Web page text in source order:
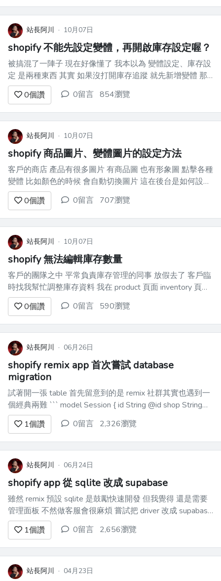
站長阿川 · 10月07日
shopify 不能先設定變體，再開啟庫存設定喔？
被搞混了一陣子 現在好像懂了 我本以為 變體設定、庫存設
定 是兩種東西 其實 如果沒打開庫存追蹤 就先新增變體 那
這些變體就沒辦法再打開庫存管理了 --- 首先 建好商品之
後 打開庫存頁面 會發現沒有出現 原來 是被視為虛擬商品
或者高訂製化商品 總之不需要記錄庫...
0個讚 0留言 854瀏覽
站長阿川 · 10月07日
shopify 商品圖片、變體圖片的設定方法
客戶的商店 產品有很多圖片 有商品圖 也有形象圖 點擊各種
變體 比如顏色的時候 會自動切換圖片 這在後台是如何設
定？ --- 研究了一下 我發現最直觀的設定流程是這樣 先去
商品頁面 在 media 區塊 把所有要展示的圖片 都加上去 接
著去庫存頁面 分別打開...
0個讚 0留言 707瀏覽
站長阿川 · 10月07日
shopify 無法編輯庫存數量
客戶的團隊之中 平常負責庫存管理的同事 放假去了 客戶臨
時找我幫忙調整庫存資料 我在 product 頁面 inventory 頁面
找半天 就是找不到編輯數字的地方 找了好幾個小時 媽的真
的很奇怪 這麼基本的功能 我怎麼找不到 到處研究 研究到我
快吐血 最後發現 客...
0個讚 0留言 590瀏覽
站長阿川 · 06月26日
shopify remix app 首次嘗試 database
migration
試著開一張 table 首先留意到的是 remix 社群其實也遇到一
個經典兩難 ``` model Session { id String @id shop String
state String i...
1個讚 0留言 2,326瀏覽
站長阿川 · 06月24日
shopify app 從 sqlite 改成 supabase
雖然 remix 預設 sqlite 是鼓勵快速開發 但我覺得 還是需要
管理面板 不然做客服會很麻煩 嘗試把 driver 改成 supabase
只要在 table 看到 session 資料就算連線成功 --- 避免混淆
直接把 prisma/dev.sqlite ...
1個讚 0留言 2,656瀏覽
站長阿川 · 04月23日